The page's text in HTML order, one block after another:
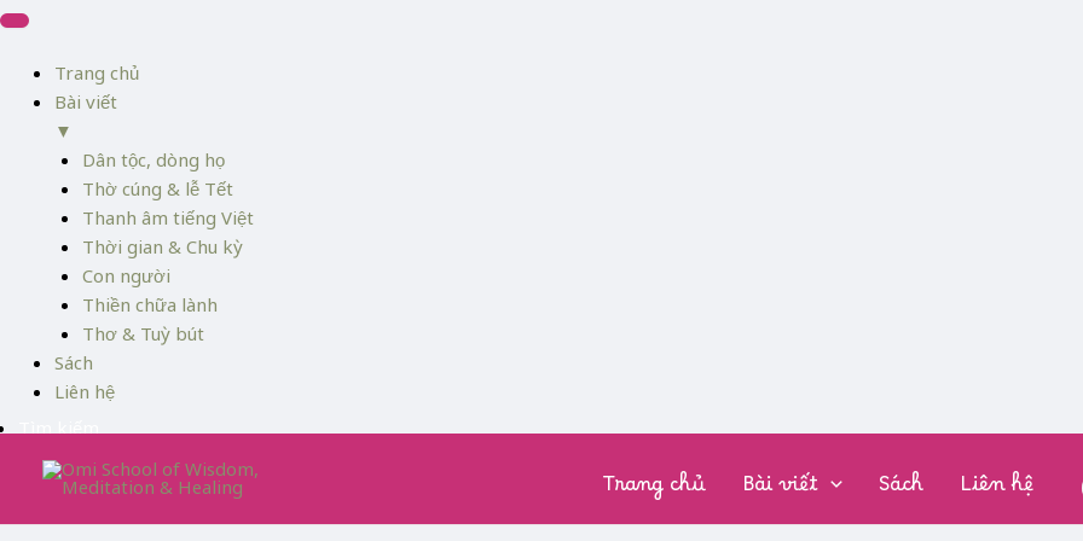
Trang chủ
Bài viết
▼
Dân tộc, dòng họ
Thờ cúng & lễ Tết
Thanh âm tiếng Việt
Thời gian & Chu kỳ
Con người
Thiền chữa lành
Thơ & Tuỳ bút
Sách
Liên hệ
Tìm kiếm
Skip
content
Trang chủ Bài viết Sách Liên hệ